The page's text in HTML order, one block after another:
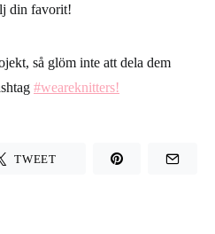
din favorit!
så glöm inte att dela dem
#weareknitters!
TWEET